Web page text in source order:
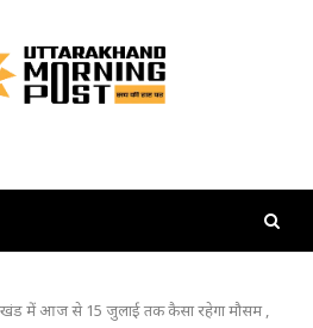
में आज से 15 जुलाई तक कैसा रहेगा मौसम ,